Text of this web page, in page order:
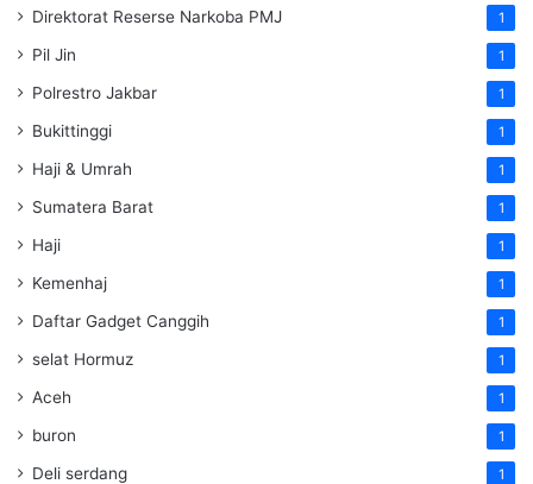
Direktorat Reserse Narkoba PMJ 1
Pil Jin 1
Polrestro Jakbar 1
Bukittinggi 1
Haji & Umrah 1
Sumatera Barat 1
Haji 1
Kemenhaj 1
Daftar Gadget Canggih 1
selat Hormuz 1
Aceh 1
buron 1
Deli serdang 1